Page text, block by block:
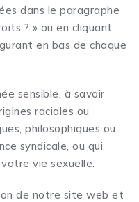
dans le paragraphe
? » ou en cliquant
en bas de chaque
sensible, à savoir
raciales ou
philosophiques ou
syndicale, ou qui
vie sexuelle.
de notre site web et